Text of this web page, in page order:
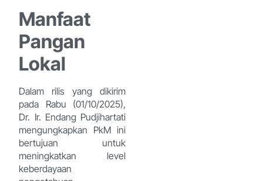
Manfaat
Pangan
Lokal
Dalam rilis yang dikirim
pada Rabu (01/10/2025),
Dr. Ir. Endang Pudjihartati
mengungkapkan PkM ini
bertujuan untuk
meningkatkan level
keberdayaan